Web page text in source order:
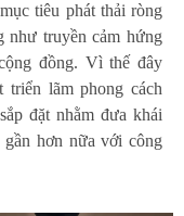
tiêu phát thải ròng
như truyền cảm hứng
đồng. Vì thế đây
lãm phong cách
đặt nhằm đưa khái
hơn nữa với công